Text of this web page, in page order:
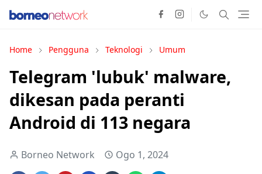
Home Pengguna Teknologi Umum
Telegram 'lubuk' malware,
dikesan pada peranti
Android di 113 negara
Borneo Network Ogo 1, 2024